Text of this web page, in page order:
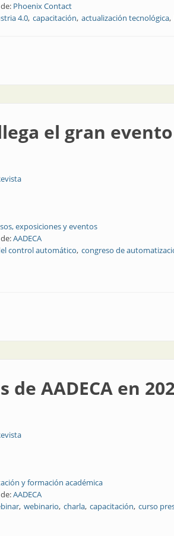
Phoenix Contact
4.0 capacitación actualización tecnológica
para la actualización tecnológica
el gran evento
exposiciones y eventos
AADECA
control automático congreso de
llega el gran evento de AADECA
de AADECA en
y formación académica
AADECA
webinario charla capacitación curso